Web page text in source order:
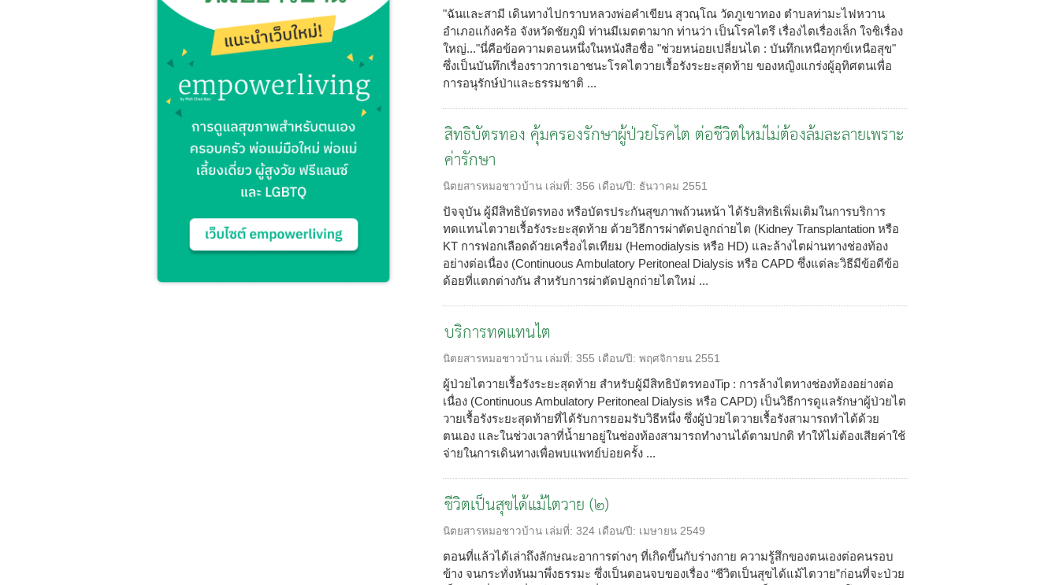
"ฉันและสามี เดินทางไปกราบหลวงพ่อคำเขียน สุวณฺโณ วัดภูเขาทอง ตำบลท่ามะไฟหวาน
อำเภอแก้งคร้อ จังหวัดชัยภูมิ ท่านมีเมตตามาก ท่านว่า เป็นโรคไตรึ เรื่องไตเรื่องเล็ก ใจซิเรื่อง
ใหญ่..."นี่คือข้อความตอนหนึ่งในหนังสือชื่อ "ช่วยหน่อยเปลี่ยนไต : บันทึกเหนือทุกข์เหนือสุข"
ซึ่งเป็นบันทึกเรื่องราวการเอาชนะโรคไตวายเรื้อรังระยะสุดท้าย ของหญิงแกร่งผู้อุทิศตนเพื่อ
การอนุรักษ์ป่าและธรรมชาติ ...
สิทธิบัตรทอง คุ้มครองรักษาผู้ป่วยโรคไต ต่อชีวิตใหม่ไม่ต้องล้มละลายเพราะ
ค่ารักษา
นิตยสารหมอชาวบ้าน เล่มที่: 356 เดือน/ปี: ธันวาคม 2551
ปัจจุบัน ผู้มีสิทธิบัตรทอง หรือบัตรประกันสุขภาพถ้วนหน้า ได้รับสิทธิเพิ่มเติมในการบริการ
ทดแทนไตวายเรื้อรังระยะสุดท้าย ด้วยวิธีการผ่าตัดปลูกถ่ายไต (Kidney Transplantation หรือ
KT การฟอกเลือดด้วยเครื่องไตเทียม (Hemodialysis หรือ HD) และล้างไตผ่านทางช่องท้อง
อย่างต่อเนื่อง (Continuous Ambulatory Peritoneal Dialysis หรือ CAPD ซึ่งแต่ละวิธีมีข้อดีข้อ
ด้อยที่แตกต่างกัน สำหรับการผ่าตัดปลูกถ่ายไตใหม่ ...
บริการทดแทนไต
นิตยสารหมอชาวบ้าน เล่มที่: 355 เดือน/ปี: พฤศจิกายน 2551
ผู้ป่วยไตวายเรื้อรังระยะสุดท้าย สำหรับผู้มีสิทธิบัตรทองTip : การล้างไตทางช่องท้องอย่างต่อ
เนื่อง (Continuous Ambulatory Peritoneal Dialysis หรือ CAPD) เป็นวิธีการดูแลรักษาผู้ป่วยไต
วายเรื้อรังระยะสุดท้ายที่ได้รับการยอมรับวิธีหนึ่ง ซึ่งผู้ป่วยไตวายเรื้อรังสามารถทำได้ด้วย
ตนเอง และในช่วงเวลาที่น้ำยาอยู่ในช่องท้องสามารถทำงานได้ตามปกติ ทำให้ไม่ต้องเสียค่าใช้
จ่ายในการเดินทางเพื่อพบแพทย์บ่อยครั้ง ...
ชีวิตเป็นสุขได้แม้ไตวาย (๒)
นิตยสารหมอชาวบ้าน เล่มที่: 324 เดือน/ปี: เมษายน 2549
ตอนที่แล้วได้เล่าถึงลักษณะอาการต่างๆ ที่เกิดขึ้นกับร่างกาย ความรู้สึกของตนเองต่อคนรอบ
ข้าง จนกระทั่งหันมาพึ่งธรรมะ ซึ่งเป็นตอนจบของเรื่อง “ชีวิตเป็นสุขได้แม้ไตวาย”ก่อนที่จะป่วย